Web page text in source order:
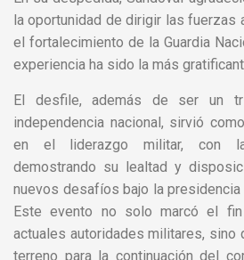
la oportunidad de dirigir las fuerzas
el fortalecimiento de la Guardia
experiencia ha sido la más
El desfile, además de ser un
independencia nacional, sirvió
en el liderazgo militar, con
demostrando su lealtad y
nuevos desafíos bajo la presidencia
Este evento no solo marcó el
actuales autoridades militares, sino
terreno para la continuación del